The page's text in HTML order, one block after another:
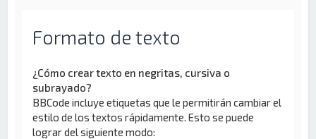
Formato de texto
¿Cómo crear texto en negritas, cursiva o
subrayado?
BBCode incluye etiquetas que le permitirán cambiar el
estilo de los textos rápidamente. Esto se puede
lograr del siguiente modo: